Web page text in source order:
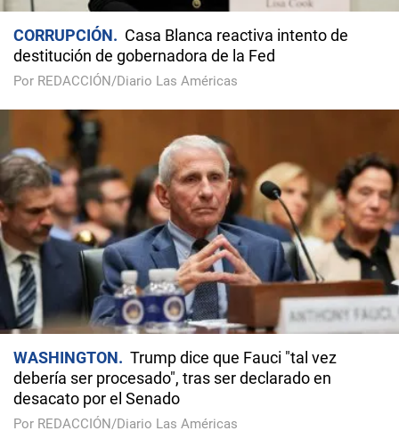
CORRUPCIÓN
Casa Blanca reactiva intento de
destitución de gobernadora de la Fed
Por REDACCIÓN/Diario Las Américas
WASHINGTON
Trump dice que Fauci "tal vez
debería ser procesado", tras ser declarado en
desacato por el Senado
Por REDACCIÓN/Diario Las Américas